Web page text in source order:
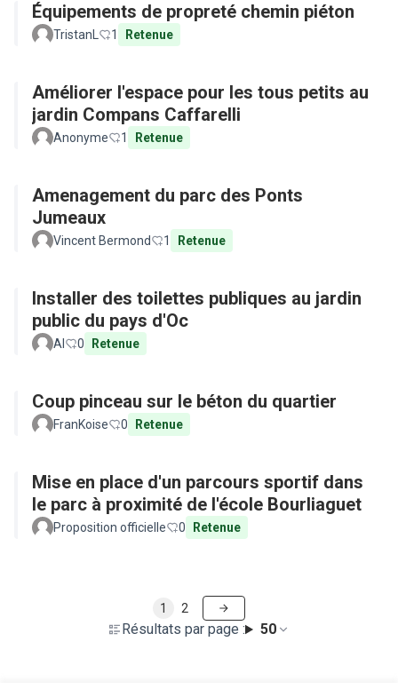
Équipements de propreté chemin piéton
TristanL 1 Retenue
Améliorer l'espace pour les tous petits au
jardin Compans Caffarelli
Anonyme 1 Retenue
Amenagement du parc des Ponts
Jumeaux
Vincent Bermond 1 Retenue
Installer des toilettes publiques au jardin
public du pays d'Oc
Al 0 Retenue
Coup pinceau sur le béton du quartier
FranKoise 0 Retenue
Mise en place d'un parcours sportif dans
le parc à proximité de l'école Bourliaguet
Proposition officielle 0 Retenue
Résultats par page : 50
1 2